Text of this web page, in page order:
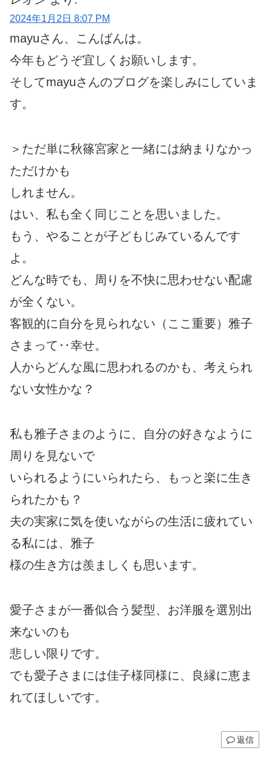
2024年1月2日 8:07 PM
mayuさん、こんばんは。
今年もどうぞ宜しくお願いします。
そしてmayuさんのブログを楽しみにしていま
す。
＞ただ単に秋篠宮家と一緒には納まりなかっ
ただけかも
しれません。
はい、私も全く同じことを思いました。
もう、やることが子どもじみているんです
よ。
どんな時でも、周りを不快に思わせない配慮
が全くない。
客観的に自分を見られない（ここ重要）雅子
さまって‥幸せ。
人からどんな風に思われるのかも、考えられ
ない女性かな？
私も雅子さまのように、自分の好きなように
周りを見ないで
いられるようにいられたら、もっと楽に生き
られたかも？
夫の実家に気を使いながらの生活に疲れてい
る私には、雅子
様の生き方は羨ましくも思います。
愛子さまが一番似合う髪型、お洋服を選別出
来ないのも
悲しい限りです。
でも愛子さまには佳子様同様に、良縁に恵ま
れてほしいです。
返信